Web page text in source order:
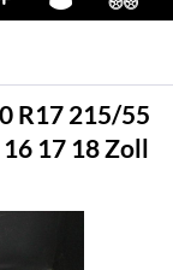
R17 215/55
17 18 Zoll